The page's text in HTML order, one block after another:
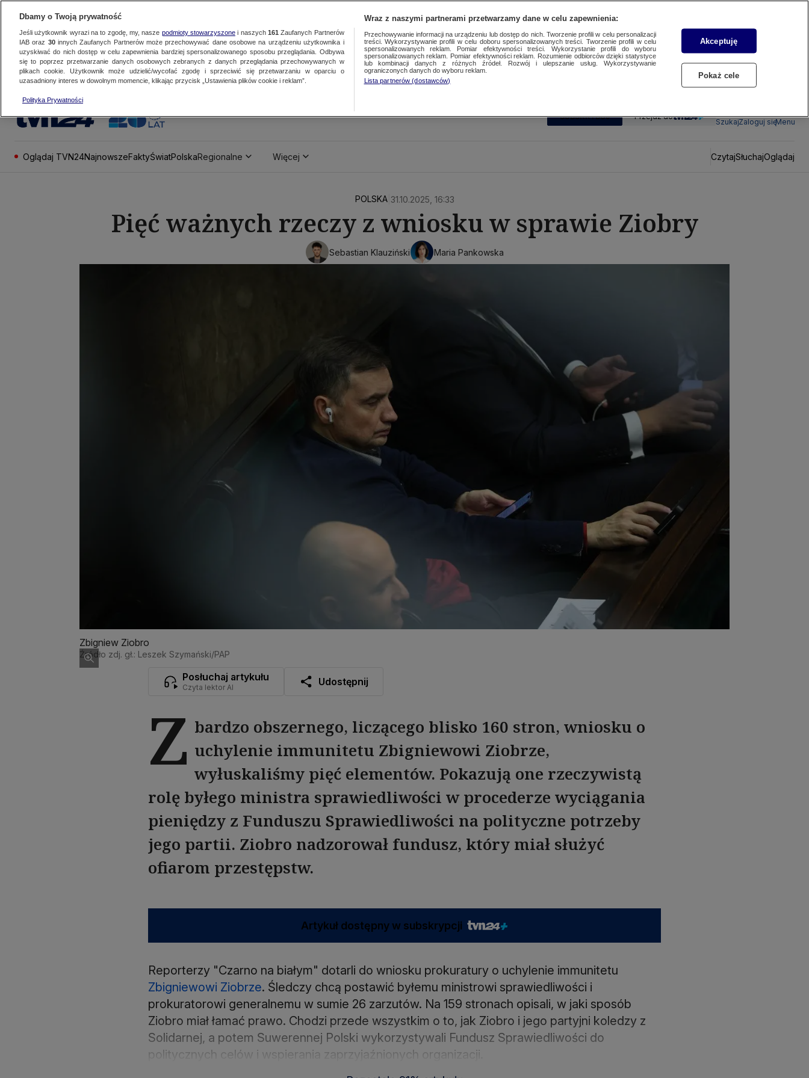
SUBSKRYBUJ Przejdź do
SzukajZaloguj sięMenu
Oglądaj TVN24NajnowszeFaktyŚwiatPolskaRegionalne Więcej CzytajSłuchajOglądaj
POLSKA| 31.10.2025, 16:33
Pięć ważnych rzeczy z wniosku w sprawie Ziobry
Sebastian Klauziński Maria Pankowska
Zbigniew Ziobro
Źródło zdj. gł.: Leszek Szymański/PAP
Posłuchaj artykułu
Czyta lektor AI Udostępnij
Z bardzo obszernego, liczącego blisko 160 stron, wniosku o
uchylenie immunitetu Zbigniewowi Ziobrze,
wyłuskaliśmy pięć elementów. Pokazują one rzeczywistą
rolę byłego ministra sprawiedliwości w procederze wyciągania
pieniędzy z Funduszu Sprawiedliwości na polityczne potrzeby
jego partii. Ziobro nadzorował fundusz, który miał służyć
ofiarom przestępstw.
Artykuł dostępny w subskrypcji
Reporterzy "Czarno na białym" dotarli do wniosku prokuratury o uchylenie immunitetu
Zbigniewowi Ziobrze. Śledczy chcą postawić byłemu ministrowi sprawiedliwości i
prokuratorowi generalnemu w sumie 26 zarzutów. Na 159 stronach opisali, w jaki sposób
Ziobro miał łamać prawo. Chodzi przede wszystkim o to, jak Ziobro i jego partyjni koledzy z
Solidarnej, a potem Suwerennej Polski wykorzystywali Fundusz Sprawiedliwości do
politycznych celów i wspierania zaprzyjaźnionych organizacji.
Dbamy o Twoją prywatność
Jeśli użytkownik wyrazi na to zgodę, my, nasze podmioty stowarzyszonei naszych 161 Zaufanych Partnerów
IAB oraz 30innych Zaufanych Partnerów może przechowywać dane osobowe na urządzeniu użytkownika i
uzyskiwać do nich dostęp w celu zapewnienia bardziej spersonalizowanego sposobu przeglądania. Odbywa
się to poprzez przetwarzanie danych osobowych zebranych z danych przeglądania przechowywanych w
plikach cookie. Użytkownik może udzielić/wycofać zgodę i sprzeciwić się przetwarzaniu w oparciu o
uzasadniony interes w dowolnym momencie, klikając przycisk „Ustawienia plików cookie i reklam”.
Polityka Prywatności
Wraz z naszymi partnerami przetwarzamy dane w celu zapewnienia:
Przechowywanie informacji na urządzeniu lub dostęp do nich. Tworzenie profili w celu personalizacji
treści. Wykorzystywanie profili w celu doboru spersonalizowanych treści. Tworzenie profili w celu
spersonalizowanych reklam. Pomiar efektywności treści. Wykorzystanie profili do wyboru
spersonalizowanych reklam. Pomiar efektywności reklam. Rozumienie odbiorców dzięki statystyce
lub kombinacji danych z różnych źródeł. Rozwój i ulepszanie usług. Wykorzystywanie
ograniczonych danych do wyboru reklam.
Lista partnerów (dostawców)
Akceptuję
Pokaż cele